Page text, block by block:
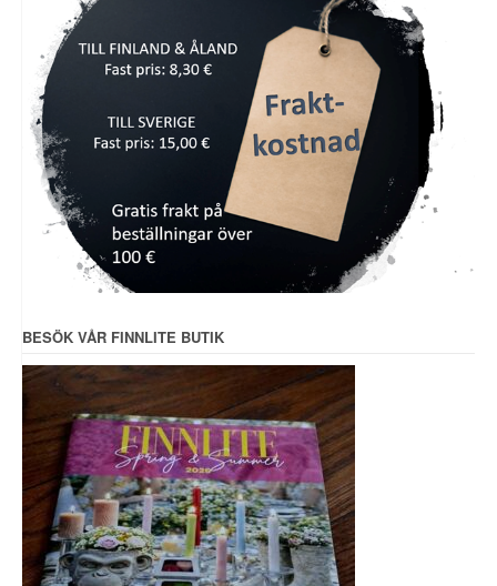
BESÖK VÅR FINNLITE BUTIK